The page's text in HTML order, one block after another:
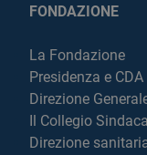
FONDAZIONE
La Fondazione
Presidenza e CDA
Direzione
Il Collegio
Direzione